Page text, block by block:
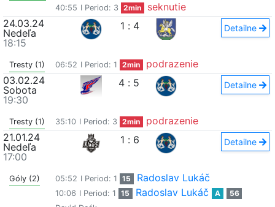
40:55 I Period: 3 2min
seknutie
24.03.24
Nedeľa
18:15
1 : 4 Detailne
Tresty (1) 06:52 I Period: 1 2min
podrazenie
03.02.24
Sobota
19:30
4 : 5 Detailne
Tresty (1) 35:10 I Period: 3 2min
podrazenie
21.01.24
Nedeľa
17:00
1 : 6 Detailne
Góly (2) 05:52 I Period: 1 15 Radoslav Lukáč
10:06 I Period: 1 15 Radoslav Lukáč A
56